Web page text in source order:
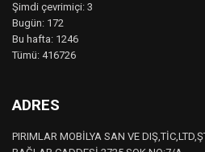
Şimdi çevrimiçi: 3
Bugün: 172
Bu hafta: 1246
Tümü: 416726
ADRES
PIRIMLAR MOBİLYA SAN VE